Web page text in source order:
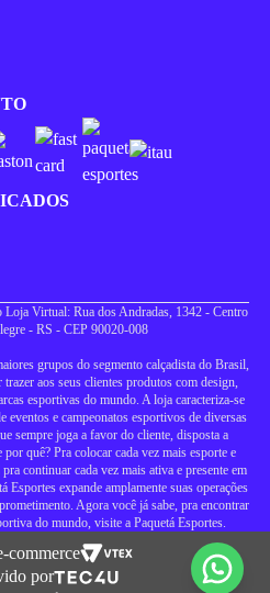
Virtual: Rua dos Andradas, 1342 - Centro
- RS - CEP 90020-008
grupos do segmento calçadista do Brasil,
aos seus clientes produtos com design,
esportivas do mundo. A loja caracteriza-se
eventos e campeonatos esportivos de diversas
sempre joga a favor do cliente, disposta a
quê? Pra colocar cada vez mais esporte e
continuar cada vez mais ativa e presente em
Esportes expande amplamente suas operações
Agora você já sabe, pra encontrar
do mundo, visite a Paquetá Esportes.
commerce
por